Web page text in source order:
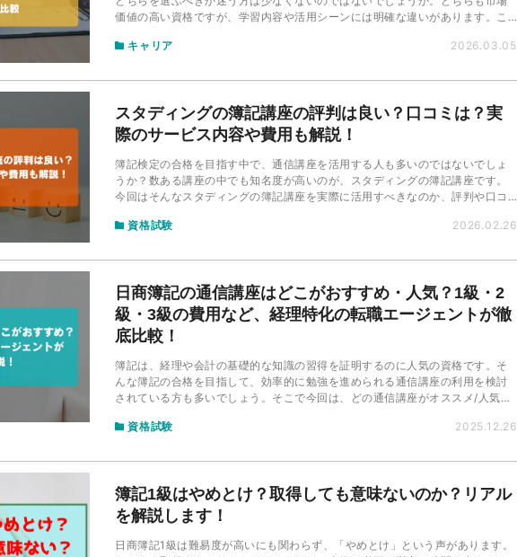
価値の高い資格ですが、学習内容や活用シーンには明確な違いがあります。こ
点で徹底比較します。
キャリア 2026.03.05
スタディングの簿記講座の評判は良い？口コミは？実
際のサービス内容や費用も解説！
簿記検定の合格を目指す中で、通信講座を活用する人も多いのではないでしょ
うか？数ある講座の中でも知名度が高いのが、スタディングの簿記講座です。
今回はそんなスタディングの簿記講座を実際に活用すべきなのか、評判や口コ
資格試験
2026.02.26
日商簿記の通信講座はどこがおすすめ・人気？1級・2
級・3級の費用など、経理特化の転職エージェントが徹
底比較！
簿記は、経理や会計の基礎的な知識の習得を証明するのに人気の資格です。そ
んな簿記の合格を目指して、効率的に勉強を進められる通信講座の利用を検討
されている方も多いでしょう。そこで今回は、どの通信講座がオススメ/人気な
説します！
資格試験 2025.12.26
簿記1級はやめとけ？取得しても意味ないのか？リアル
を解説します！
日商簿記1級は難易度が高いにも関わらず、「やめとけ」という声があります。